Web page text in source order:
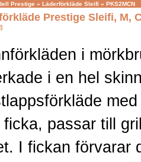
Prestige » Läderförkläde Sleifi » PKS2MCN
Prestige Sleifi, M,
i
i en hel
ficka, passar till
I fickan förvarar